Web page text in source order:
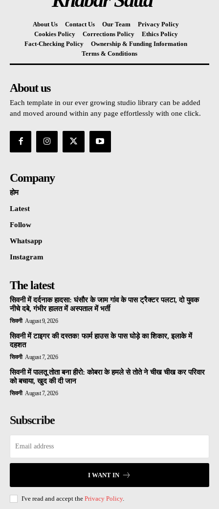
About Us Contact Us Our Team
Privacy Policy
Cookies Policy
Corrections Policy
Ethics Policy
Fact-Checking Policy
Ownership & Funding Information
Terms & Conditions
About us
Each template in our ever growing studio library can be added
and moved around within any page effortlessly with one click.
Company
होम
Latest
Follow
Whatsapp
Instagram
The latest
सिवनी में दर्दनाक हादसा: घंसौर के जाम गांव के पास ट्रैक्टर पलटा, दो युवक
नीचे दबे, गंभीर हालत में अस्पताल में भर्ती
सिवनी August 9, 2026
सिवनी में टाइगर की दस्तक! फार्म हाउस के पास घोड़े का शिकार, इलाके में
दहशत
सिवनी August 7, 2026
सिवनी में पालतू तोता बना हीरो: कोबरा के हमले से तोते ने चीख चीख कर परिवार
को बचाया, खुद की दी जान
सिवनी August 7, 2026
Subscribe
I WANT IN
I've read and accept the Privacy Policy.